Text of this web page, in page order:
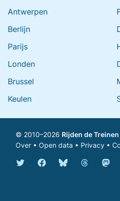
Antwerpen
Berlijn
Parijs
Londen
Brussel
Keulen
© 2010–2026 Rijden de Treinen
Over • Open data • Privacy •